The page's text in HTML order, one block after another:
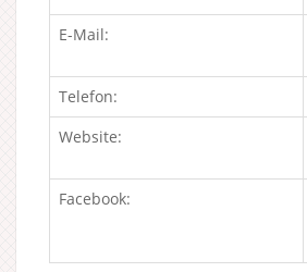
E-Mail:
Telefon:
Website:
Facebook: